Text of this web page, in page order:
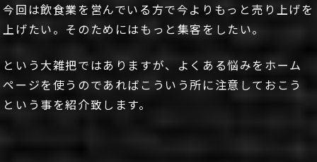
今回は飲食業を営んでいる方で今よりもっと売り上げを
上げたい。そのためにはもっと集客をしたい。
という大雑把ではありますが、よくある悩みをホーム
ページを使うのであればこういう所に注意しておこう
という事を紹介致します。